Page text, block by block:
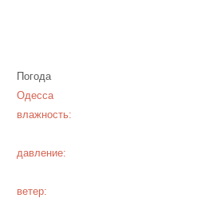
Погода
Одесса
влажность:
давление:
ветер: